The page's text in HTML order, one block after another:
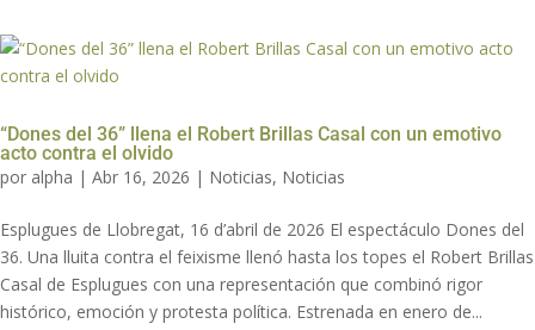
“Dones del 36” llena el Robert Brillas Casal con un emotivo
acto contra el olvido
por alpha | Abr 16, 2026 | Noticias, Noticias
Esplugues de Llobregat, 16 d’abril de 2026 El espectáculo Dones del
36. Una lluita contra el feixisme llenó hasta los topes el Robert Brillas
Casal de Esplugues con una representación que combinó rigor
histórico, emoción y protesta política. Estrenada en enero de...